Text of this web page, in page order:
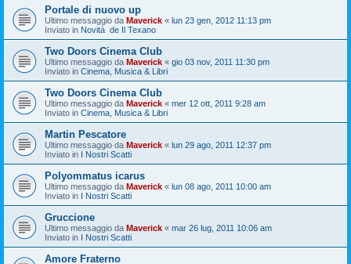
Portale di nuovo up
Ultimo messaggio da Maverick « lun 23 gen, 2012 11:13 pm
Inviato in Novità de Il Texano
Two Doors Cinema Club
Ultimo messaggio da Maverick « gio 03 nov, 2011 11:30 pm
Inviato in Cinema, Musica & Libri
Two Doors Cinema Club
Ultimo messaggio da Maverick « mer 12 ott, 2011 9:28 am
Inviato in Cinema, Musica & Libri
Martin Pescatore
Ultimo messaggio da Maverick « lun 29 ago, 2011 12:37 pm
Inviato in I Nostri Scatti
Polyommatus icarus
Ultimo messaggio da Maverick « lun 08 ago, 2011 10:00 am
Inviato in I Nostri Scatti
Gruccione
Ultimo messaggio da Maverick « mar 26 lug, 2011 10:06 am
Inviato in I Nostri Scatti
Amore Fraterno